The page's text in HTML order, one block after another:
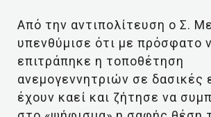
Από την αντιπολίτευση ο Σ.
υπενθύμισε ότι με πρόσφατο
επιτράπηκε η τοποθέτηση
ανεμογεννητριών σε δασικές
έχουν καεί και ζήτησε να